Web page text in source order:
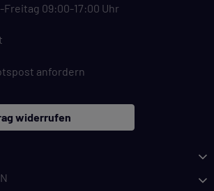
Freitag 09:00-17:00 Uhr
anfordern
widerrufen